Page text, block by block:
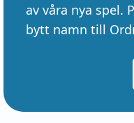
av våra nya spel.
bytt namn till